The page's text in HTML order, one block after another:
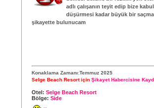
adlı çalışanın teyit edip bize
düşürmesi kadar büyük bir
şikayette bulunucam
Konaklama Zamanı:Temmuz 2025
Selge Beach Resort için Şikayet Habercisine
Otel: Selge Beach Resort
Bölge: Side